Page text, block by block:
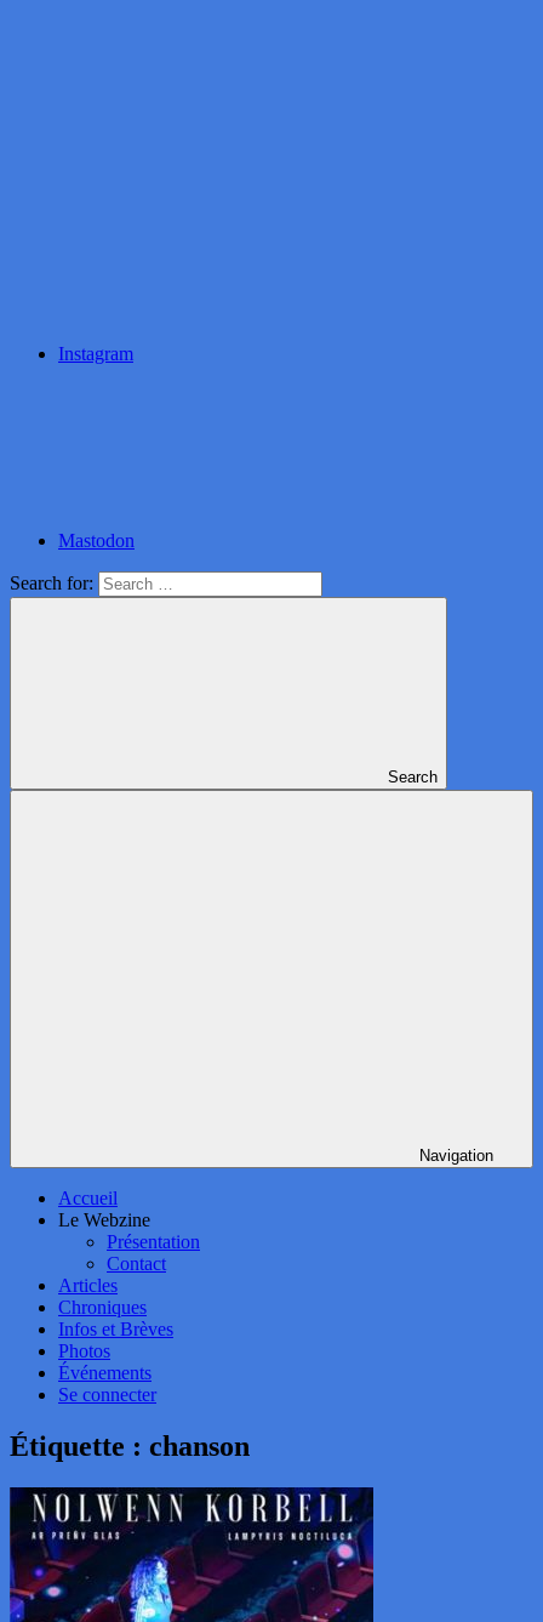
Instagram
Mastodon
Search for:
Search
Navigation
Accueil
Le Webzine
Présentation
Contact
Articles
Chroniques
Infos et Brèves
Photos
Événements
Se connecter
Étiquette : chanson